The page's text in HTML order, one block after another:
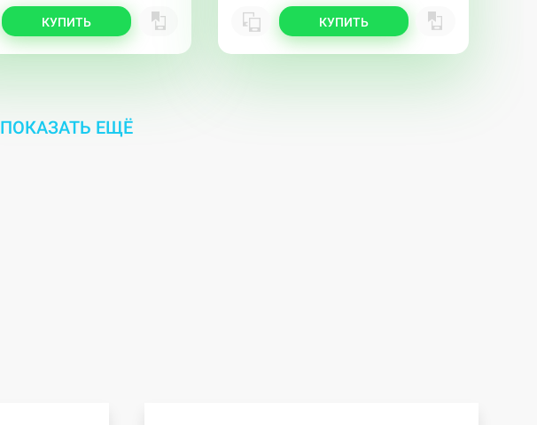
КУПИТЬ КУПИТЬ
ПОКАЗАТЬ ЕЩЁ